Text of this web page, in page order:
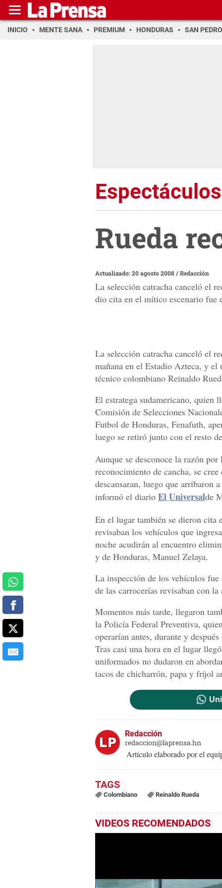
INICIO MENTE SANA PREMIUM HONDURAS SAN PEDRO
Espectáculos
Rueda
Actualizado: 20 agosto 2008/Redacción
La selección catracha canceló el
dio cita en el mítico escenario fue
La selección catracha canceló el
mañana en el Estadio Azteca, y
técnico colombiano Reinaldo
El estratega sudamericano, quien
Comisión de Selecciones
Futbol de Honduras, Fenafuth,
luego se retiró junto con el resto
Aunque se desconoce la razón
reconocimiento de cancha, se
descansaran, luego que arribaron
informó el diario El Universalde
En el lugar también se dieron cita
revisaban los vehículos que
noche acudirán al encuentro
y de Honduras, Manuel Zelaya.
La inspección de los vehículos
de las carrocerías revisaban con
Momentos más tarde, llegaron
la Policía Federal Preventiva,
operarían antes, durante y
Tras casi una hora en el lugar
uniformados no dudaron en
tacos de chicharrón, papa y frijol
Redacción
redaccion@laprensa.hn
Artículo elaborado por el
Colombiano Reinaldo Rueda
VIDEOS RECOMENDADOS